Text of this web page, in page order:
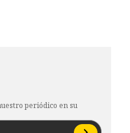
periódico en su